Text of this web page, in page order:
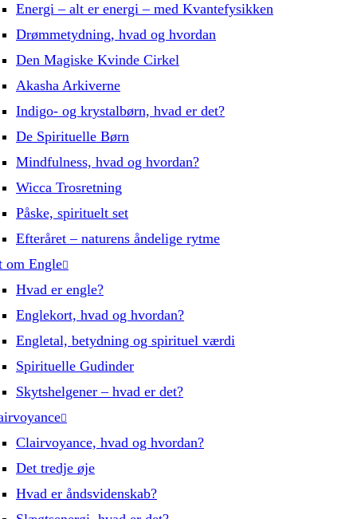
Energi – alt er energi – med Kvantefysikken
Drømmetydning, hvad og hvordan
Den Magiske Kvinde Cirkel
Akasha Arkiverne
Indigo- og krystalbørn, hvad er det?
De Spirituelle Børn
Mindfulness, hvad og hvordan?
Wicca Trosretning
Påske, spirituelt set
Efteråret – naturens åndelige rytme
om Engle
Hvad er engle?
Englekort, hvad og hvordan?
Engletal, betydning og spirituel værdi
Spirituelle Gudinder
Skytshelgener – hvad er det?
Clairvoyance, hvad og hvordan?
Det tredje øje
Hvad er åndsvidenskab?